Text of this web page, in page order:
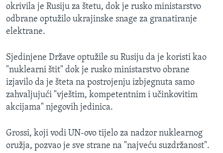
okrivila je Rusiju za štetu, dok je rusko ministarstvo
odbrane optužilo ukrajinske snage za granatiranje
elektrane.
Sjedinjene Države optužile su Rusiju da je koristi kao
"nuklearni štit" dok je rusko ministarstvo obrane
izjavilo da je šteta na postrojenju izbjegnuta samo
zahvaljujući "vještim, kompetentnim i učinkovitim
akcijama" njegovih jedinica.
Grossi, koji vodi UN-ovo tijelo za nadzor nuklearnog
oružja, pozvao je sve strane na "najveću suzdržanost".